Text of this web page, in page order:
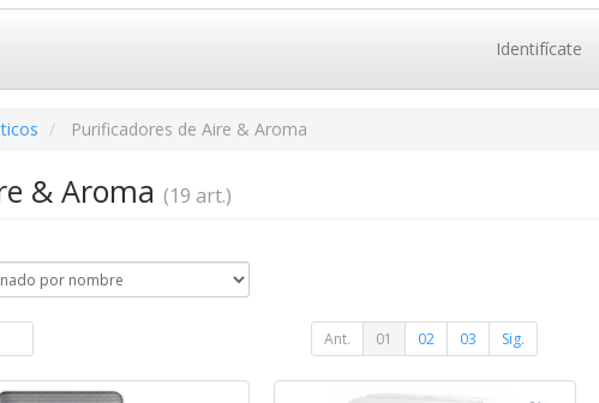
Identifícate
Purificadores de Aire & Aroma
& Aroma (19 art.)
Ant. 01 02 03 Sig.